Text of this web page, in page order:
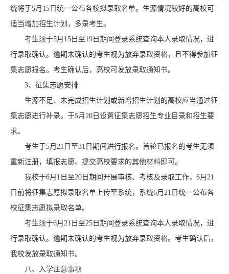
统将于5月15日统一公布各校拟录取名单。生源情况较好的高校可
适当增加招生计划，多录考生。
考生须于5月15日至19日期间登录系统查询本人录取情况，进
行录取确认。逾期未确认的考生视为放弃录取资格，且不得参加征
集志愿报名。考生确认后，高校可发放录取通知书。
3、征集志愿安排
生源不足、未完成招生计划或新增招生计划的高校应当通过征
集志愿进行补录。于5月20日设置征集志愿招生专业目录和招生要
求。
考生于5月21日至31日期间进行报名。首轮已报名的考生无须
重新注册，填报志愿、提交高校要求的其他材料即可。
我校于6月1日至20日期间开展审核、考核及录取工作，6月21
日前将征集志愿拟录取名单上传至系统，系统6月21日统一公布各
校征集志愿拟录取名单。
考生须于6月21日至25日期间登录系统查询本人录取情况，进
行录取确认。逾期未确认的考生视为放弃录取资格。考生确认后，
我校发放录取通知书。
八、入学注意事项